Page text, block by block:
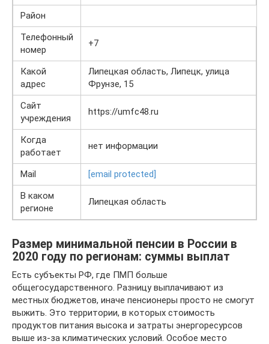
Район
Телефонный
номер
+7
Какой
адрес
Липецкая область, Липецк, улица
Фрунзе, 15
Сайт
учреждения
https://umfc48.ru
Когда
работает
нет информации
Mail
[email protected]
В каком
регионе
Липецкая область
Размер минимальной пенсии в России в
2020 году по регионам: суммы выплат
Есть субъекты РФ, где ПМП больше
общегосударственного. Разницу выплачивают из
местных бюджетов, иначе пенсионеры просто не смогут
выжить. Это территории, в которых стоимость
продуктов питания высока и затраты энергоресурсов
выше из-за климатических условий. Особое место